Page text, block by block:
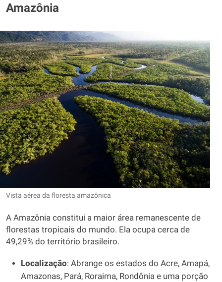
Amazônia
Vista aérea da floresta amazônica
A Amazônia constitui a maior área remanescente de
florestas tropicais do mundo. Ela ocupa cerca de
49,29% do território brasileiro.
Localização: Abrange os estados do Acre, Amapá,
Amazonas, Pará, Roraima, Rondônia e uma porção